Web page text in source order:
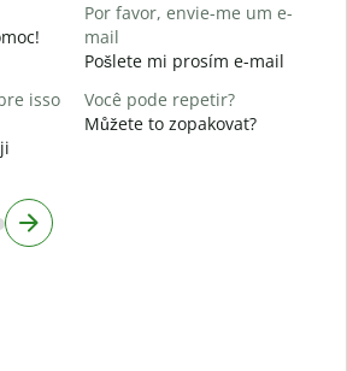
Por favor, envie-me um e-
mail
Pošlete mi prosím e-mail
isso
Você pode repetir?
Můžete to zopakovat?